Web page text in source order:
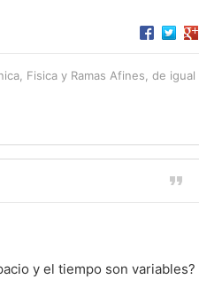
Fisica y Ramas Afines, de igual
y el tiempo son variables?